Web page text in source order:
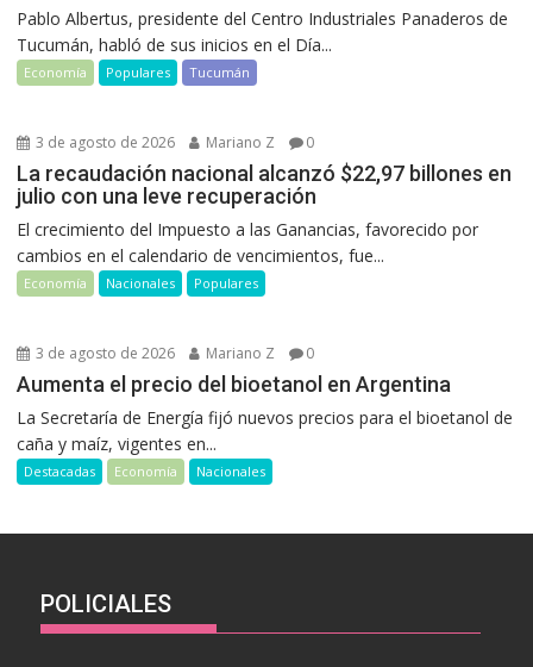
Pablo Albertus, presidente del Centro Industriales Panaderos de
Tucumán, habló de sus inicios en el Día...
Economía Populares Tucumán
3 de agosto de 2026 Mariano Z 0
La recaudación nacional alcanzó $22,97 billones en
julio con una leve recuperación
El crecimiento del Impuesto a las Ganancias, favorecido por
cambios en el calendario de vencimientos, fue...
Economía Nacionales Populares
3 de agosto de 2026 Mariano Z 0
Aumenta el precio del bioetanol en Argentina
La Secretaría de Energía fijó nuevos precios para el bioetanol de
caña y maíz, vigentes en...
Destacadas Economía Nacionales
POLICIALES